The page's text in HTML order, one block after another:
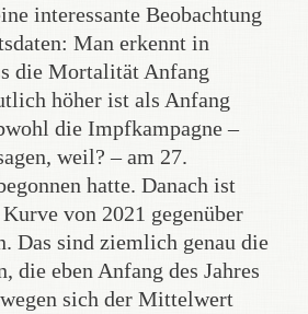
interessante Beobachtung
Man erkennt in
die Mortalität Anfang
höher ist als Anfang
die Impfkampagne –
weil? – am 27.
hatte. Danach ist
von 2021 gegenüber
Das sind ziemlich genau die
die eben Anfang des Jahres
sich der Mittelwert